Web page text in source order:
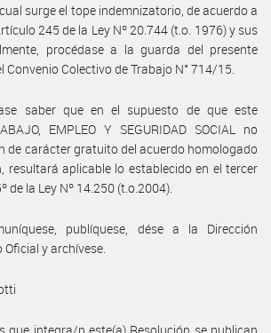
surge el tope indemnizatorio, de acuerdo a
245 de la Ley Nº 20.744 (t.o. 1976) y sus
procédase a la guarda del presente
Colectivo de Trabajo N° 714/15.
saber que en el supuesto de que este
EMPLEO Y SEGURIDAD SOCIAL no
de carácter gratuito del acuerdo homologado
resultará aplicable lo establecido en el tercer
de la Ley Nº 14.250 (t.o.2004).
publíquese, dése a la Dirección
y archívese.
que integra/n este(a) Resolución se publican